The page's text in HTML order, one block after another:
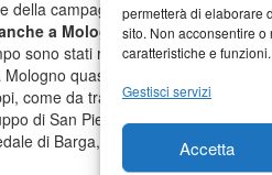
permetterà di elaborare
sito. Non acconsentire
caratteristiche e funzioni.
Gestisci servizi
Accetta
della campagna raccogliendo doni e
a Mologno con il gruppo
sono stati raccolti quasi 900 euro
quasi mille che invece
come da tradizione, si sono ritrovati
di San Pietro in campo sabato 11
di Barga, altra tradizione, come